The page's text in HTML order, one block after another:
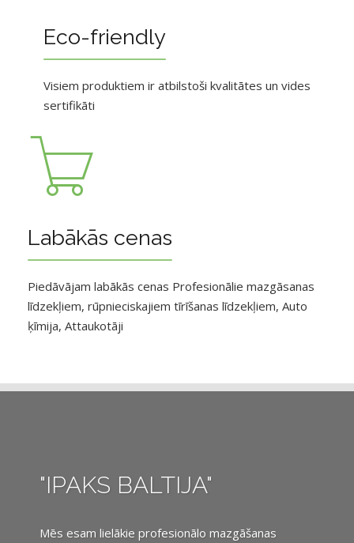
Eco-friendly
Visiem produktiem ir atbilstoši kvalitātes un vides
sertifikāti
Labākās cenas
Piedāvājam labākās cenas Profesionālie mazgāsanas
līdzekļiem, rūpnieciskajiem tīrīšanas līdzekļiem, Auto
ķīmija, Attaukotāji
"IPAKS BALTIJA"
Mēs esam lielākie profesionālo mazgāšanas